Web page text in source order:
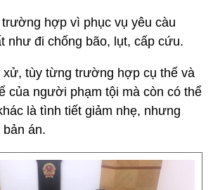
hợp vì phục vụ yêu càu
như đi chống bão, lụt, cấp cứu.
xử, tùy từng trường hợp cụ thế và
của người phạm tội mà còn có thể
là tình tiết giảm nhẹ, nhưng
bản án.